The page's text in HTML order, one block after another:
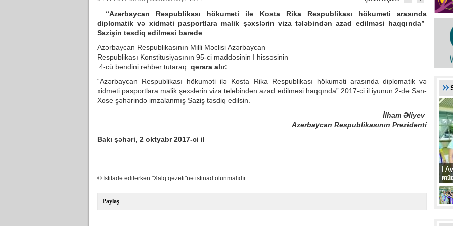
“Azərbaycan Respublikası hökuməti ilə Kosta Rika Respublikası hökuməti arasında
diplomatik və xidməti pasportlara malik şəxslərin viza tələbindən azad edilməsi haqqında”
Sazişin təsdiq edilməsi barədə
Azərbaycan Respublikasının Milli Məclisi Azərbaycan
Respublikası Konstitusiyasının 95-ci maddəsinin I hissəsinin
4-cü bəndini rəhbər tutaraq qərara alır:
“Azərbaycan Respublikası hökuməti ilə Kosta Rika Respublikası hökuməti arasında diplomatik və
xidməti pasportlara malik şəxslərin viza tələbindən azad edilməsi haqqında” 2017-ci il iyunun 2-də San-
Xose şəhərində imzalanmış Saziş təsdiq edilsin.
İlham Əliyev
Azərbaycan Respublikasının Prezidenti
Bakı şəhəri, 2 oktyabr 2017-ci il
© İstifadə edilərkən "Xalq qəzeti"nə istinad olunmalıdır.
Paylaş
II